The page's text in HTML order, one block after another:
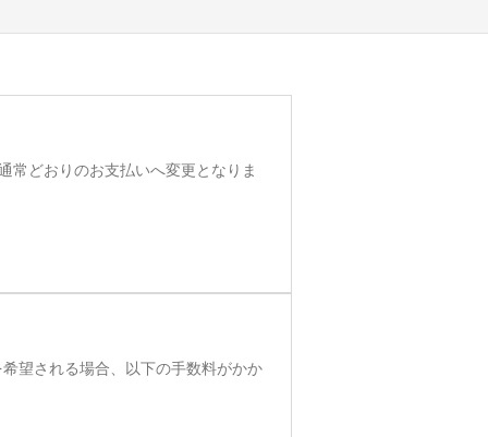
常どおりのお支払いへ変更となりま
望される場合、以下の手数料がかか